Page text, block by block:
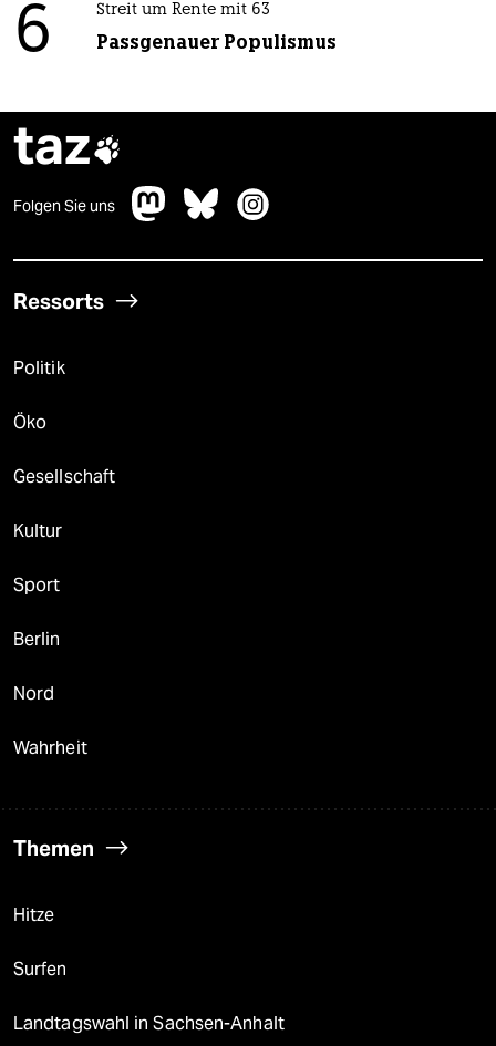
6 Streit um Rente mit 63
Passgenauer Populismus
taz
Folgen Sie uns
Ressorts
Politik
Öko
Gesellschaft
Kultur
Sport
Berlin
Nord
Wahrheit
Themen
Hitze
Surfen
Landtagswahl in Sachsen-Anhalt